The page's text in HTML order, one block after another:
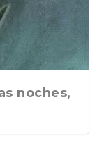
noches,